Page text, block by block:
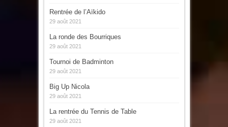
Rentrée de l’Aïkido
29 août 2021
La ronde des Bourriques
29 août 2021
Tournoi de Badminton
29 août 2021
Big Up Nicola
29 août 2021
La rentrée du Tennis de Table
29 août 2021